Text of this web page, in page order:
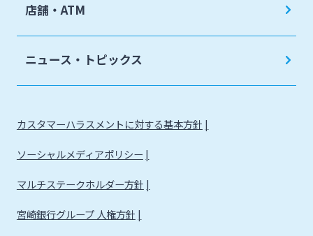
店舗・ATM
ニュース・トピックス
カスタマーハラスメントに対する基本方針
ソーシャルメディアポリシー
マルチステークホルダー方針
宮崎銀行グループ 人権方針